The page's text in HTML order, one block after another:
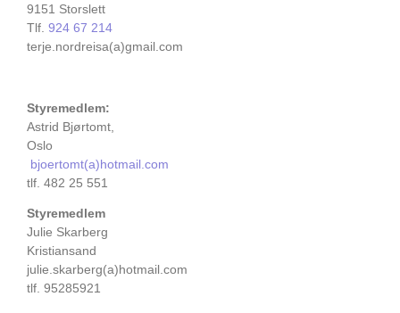
9151 Storslett
Tlf. 924 67 214
terje.nordreisa(a)gmail.com
Styremedlem:
Astrid Bjørtomt,
Oslo
bjoertomt(a)hotmail.com
tlf. 482 25 551
Styremedlem
Julie Skarberg
Kristiansand
julie.skarberg(a)hotmail.com
tlf. 95285921